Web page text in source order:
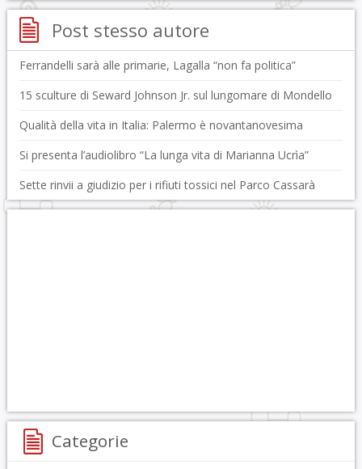
Post stesso autore
Ferrandelli sarà alle primarie, Lagalla “non fa politica”
15 sculture di Seward Johnson Jr. sul lungomare di Mondello
Qualità della vita in Italia: Palermo è novantanovesima
Si presenta l’audiolibro “La lunga vita di Marianna Ucrìa”
Sette rinvii a giudizio per i rifiuti tossici nel Parco Cassarà
Categorie